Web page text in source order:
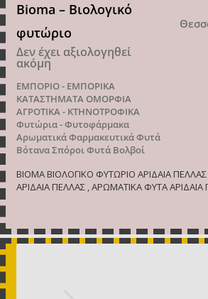
Bioma – Βιολογικό
φυτώριο
Δεν έχει αξιολογηθεί
ακόμη
ΕΜΠΟΡΙΟ - ΕΜΠΟΡΙΚΑ
ΚΑΤΑΣΤΗΜΑΤΑ ΟΜΟΡΦΙΑ
ΑΓΡΟΤΙΚΑ - ΚΤΗΝΟΤΡΟΦΙΚΑ
Φυτώρια - Φυτοφάρμακα
Αρωματικά Φαρμακευτικά Φυτά
ΒόταναΣπόροι Φυτά Βολβοί
BIOMA ΒΙΟΛΟΓΙΚΟ ΦΥΤΩΡΙΟ ΑΡΙΔΑΙΑ
ΑΡΙΔΑΙΑ ΠΕΛΛΑΣ , ΑΡΩΜΑΤΙΚΑ ΦΥΤΑ ΑΡΙΔΑΙΑ